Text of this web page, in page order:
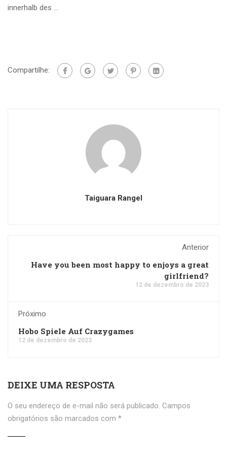
innerhalb des …
Compartilhe:
Taiguara Rangel
Anterior
Have you been most happy to enjoys a great
girlfriend?
12 de dezembro de 2023
Próximo
Hobo Spiele Auf Crazygames
12 de dezembro de 2023
DEIXE UMA RESPOSTA
O seu endereço de e-mail não será publicado. Campos
obrigatórios são marcados com *